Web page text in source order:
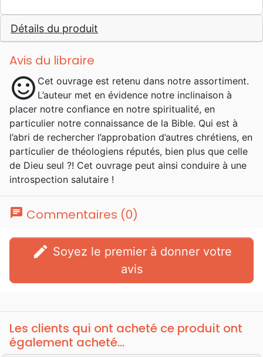
Détails du produit
Avis du libraire
sentiment_satisfied Cet ouvrage est retenu dans notre assortiment.
L’auteur met en évidence notre inclinaison à
placer notre confiance en notre spiritualité, en
particulier notre connaissance de la Bible. Qui est à
l’abri de rechercher l’approbation d’autres chrétiens, en
particulier de théologiens réputés, bien plus que celle
de Dieu seul ?! Cet ouvrage peut ainsi conduire à une
introspection salutaire !
chat Commentaires (0)
edit
avis
Les clients qui ont acheté ce produit ont
également acheté...